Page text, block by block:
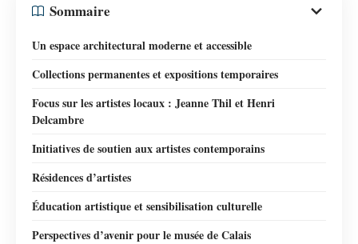
Sommaire
Un espace architectural moderne et accessible
Collections permanentes et expositions temporaires
Focus sur les artistes locaux : Jeanne Thil et Henri
Delcambre
Initiatives de soutien aux artistes contemporains
Résidences d’artistes
Éducation artistique et sensibilisation culturelle
Perspectives d’avenir pour le musée de Calais